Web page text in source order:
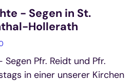
- Segen in St.
Hollerath
Pfr. Reidt und Pfr.
in einer unserer Kirchen